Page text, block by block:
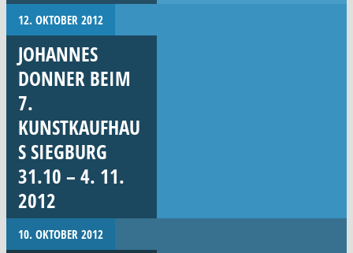
12. OKTOBER 2012
JOHANNES
DONNER BEIM
7.
KUNSTKAUFHAU
S SIEGBURG
31.10 – 4. 11.
2012
10. OKTOBER 2012